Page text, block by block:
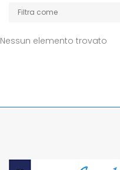
Filtra come
Nessun elemento trovato